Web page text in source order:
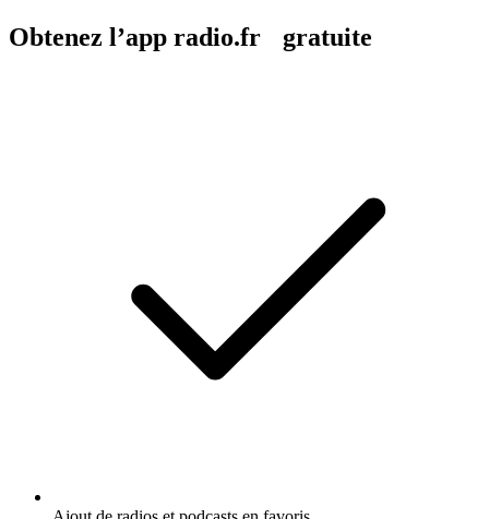
Obtenez l’app radio.fr gratuite